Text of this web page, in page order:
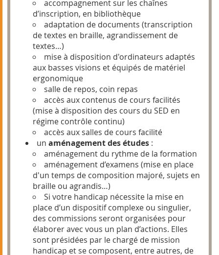
accompagnement sur les chaînes
d’inscription, en bibliothèque
adaptation de documents (transcription
de textes en braille, agrandissement de
textes…)
mise à disposition d'ordinateurs adaptés
aux basses visions et équipés de matériel
ergonomique
salle de repos, coin repas
accès aux contenus de cours facilités
(mise à disposition des cours du SED en
régime contrôle continu)
accès aux salles de cours facilité
un aménagement des études :
aménagement du rythme de la formation
aménagement d’examens (mise en place
d'un temps de composition majoré, sujets en
braille ou agrandis…)
Si votre handicap nécessite la mise en
place d’un dispositif complexe ou singulier,
des commissions seront organisées pour
élaborer avec vous un plan d’actions. Elles
sont présidées par le chargé de mission
handicap et se composent, entre autres, de